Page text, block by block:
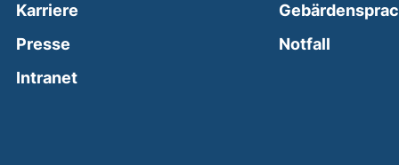
Karriere
Presse
Intranet(external link, opens in a new window)
Notfall